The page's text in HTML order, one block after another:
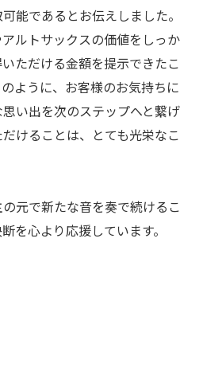
能であるとお伝えしました。
ルトサックスの価値をしっか
ただける金額を提示できたこ
ように、お客様のお気持ちに
い出を次のステップへと繋げ
けることは、とても光栄なこ
元で新たな音を奏で続けるこ
を心より応援しています。